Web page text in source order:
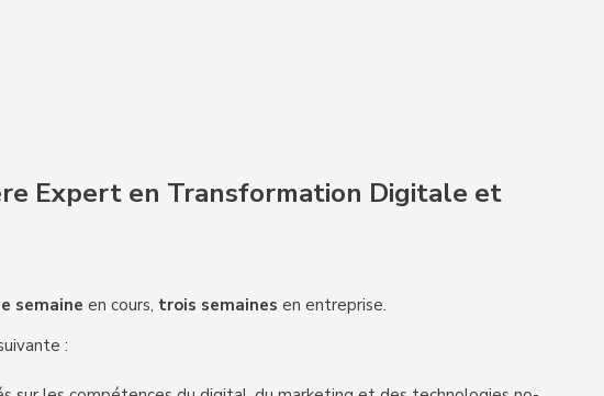
Expert en Transformation Digitale et
semaine en cours, trois semaines en entreprise.
: